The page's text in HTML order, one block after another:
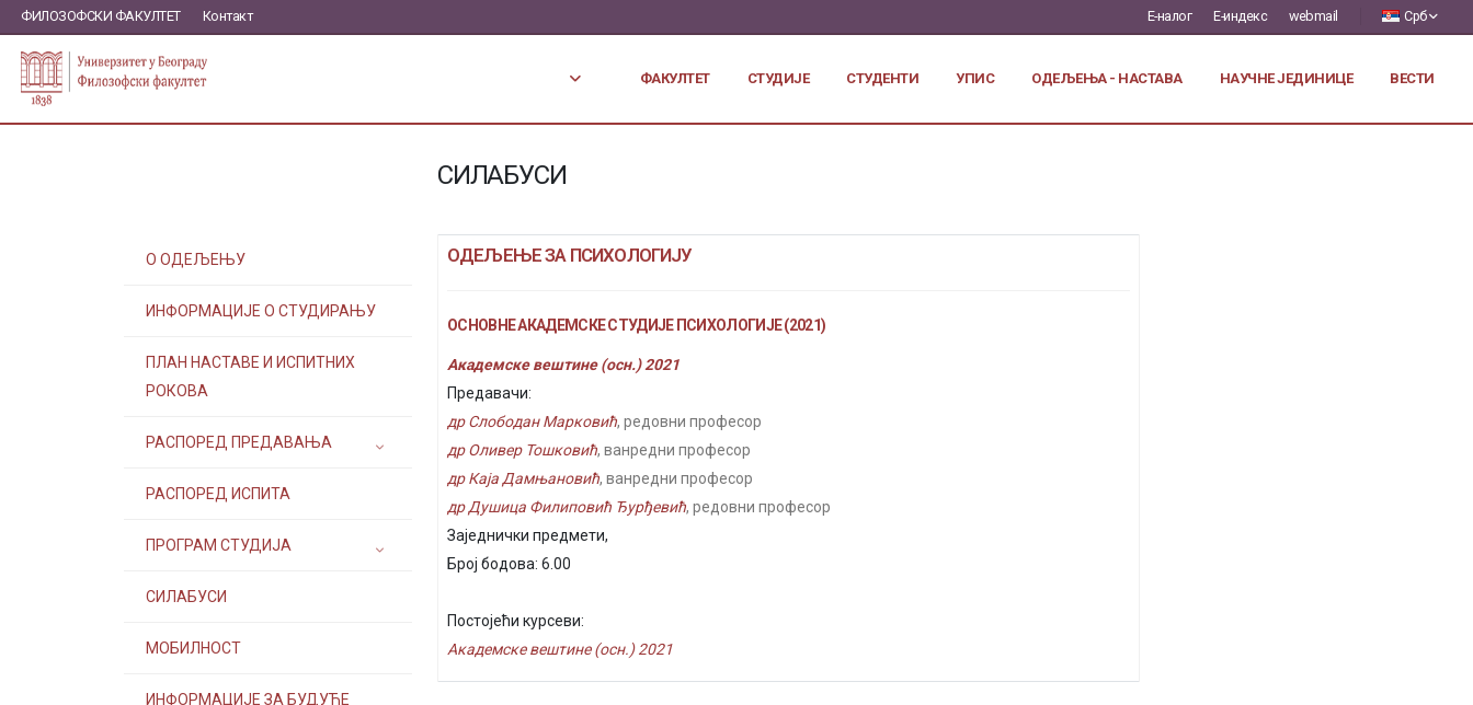
ФИЛОЗОФСКИ ФАКУЛТЕТ Контакт Е-налог Е-индекс webmail Срб
ФАКУЛТЕТ СТУДИЈЕ СТУДЕНТИ УПИС ОДЕЉЕЊА - НАСТАВА НАУЧНЕ ЈЕДИНИЦЕ ВЕСТИ
СИЛАБУСИ
О ОДЕЉЕЊУ
ИНФОРМАЦИЈЕ О СТУДИРАЊУ
ПЛАН НАСТАВЕ И ИСПИТНИХ
РОКОВА
РАСПОРЕД ПРЕДАВАЊА
РАСПОРЕД ИСПИТА
ПРОГРАМ СТУДИЈА
СИЛАБУСИ
МОБИЛНОСТ
ИНФОРМАЦИЈЕ ЗА БУДУЋЕ
ОДЕЉЕЊЕ ЗА ПСИХОЛОГИЈУ
ОСНОВНЕ АКАДЕМСКЕ СТУДИЈЕ ПСИХОЛОГИЈЕ (2021)
Академске вештине (осн.) 2021
Предавачи:
др Слободан Марковић, редовни професор
др Оливер Тошковић, ванредни професор
др Каја Дамњановић, ванредни професор
др Душица Филиповић Ђурђевић, редовни професор
Заједнички предмети,
Број бодова: 6.00
Постојећи курсеви:
Академске вештине (осн.) 2021